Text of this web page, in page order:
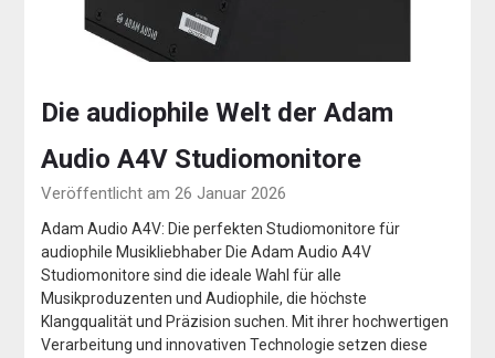
Die audiophile Welt der Adam
Audio A4V Studiomonitore
Veröffentlicht am 26 Januar 2026
Adam Audio A4V: Die perfekten Studiomonitore für
audiophile Musikliebhaber Die Adam Audio A4V
Studiomonitore sind die ideale Wahl für alle
Musikproduzenten und Audiophile, die höchste
Klangqualität und Präzision suchen. Mit ihrer hochwertigen
Verarbeitung und innovativen Technologie setzen diese